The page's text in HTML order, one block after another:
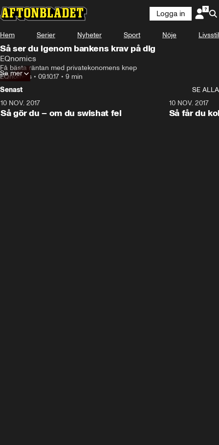
Logga in
Hem Serier Nyheter Sport Nöje Livsstil
Så ser du igenom bankens krav på dig
EQnomics
Få bästa räntan med privatekonomens knep
EQnomics • 09.10.17 • 9 min
Se mer
Senast
SE ALLA
10 NOV. 2017
Så gör du – om du swishat fel
10 NOV. 2017
Så får du